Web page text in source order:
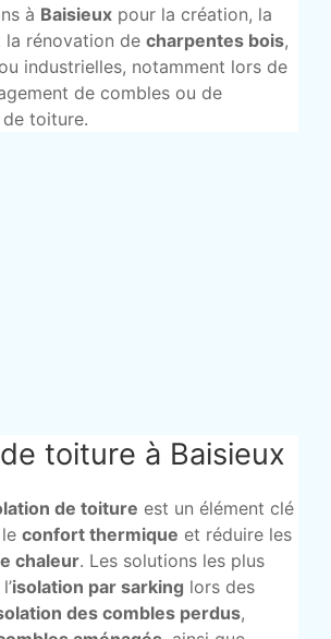
à Baisieux pour la création, la
rénovation de charpentes bois,
industrielles, notamment lors de
de combles ou de
toiture.
toiture à Baisieux
de toiture est un élément clé
confort thermique et réduire les
chaleur. Les solutions les plus
isolation par sarking lors des
des combles perdus,